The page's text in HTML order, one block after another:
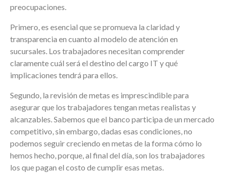
preocupaciones.
Primero, es esencial que se promueva la claridad y
transparencia en cuanto al modelo de atención en
sucursales. Los trabajadores necesitan comprender
claramente cuál será el destino del cargo IT y qué
implicaciones tendrá para ellos.
Segundo, la revisión de metas es imprescindible para
asegurar que los trabajadores tengan metas realistas y
alcanzables. Sabemos que el banco participa de un mercado
competitivo, sin embargo, dadas esas condiciones, no
podemos seguir creciendo en metas de la forma cómo lo
hemos hecho, porque, al final del día, son los trabajadores
los que pagan el costo de cumplir esas metas.